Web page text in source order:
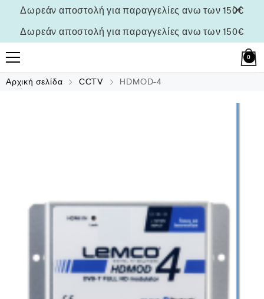
Δωρεάν αποστολή για παραγγελίες ανω των 150€
Δωρεάν αποστολή για παραγγελίες ανω των 150€
0
Αρχική σελίδα CCTV HDMOD-4